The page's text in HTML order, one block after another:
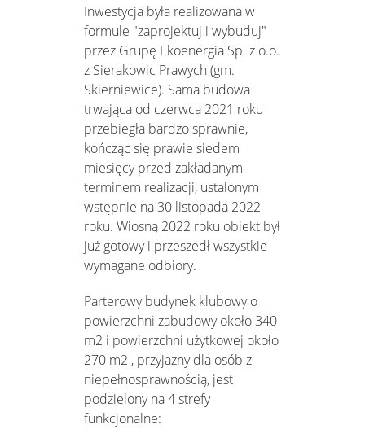
Inwestycja była realizowana w
formule "zaprojektuj i wybuduj"
przez Grupę Ekoenergia Sp. z o.o.
z Sierakowic Prawych (gm.
Skierniewice). Sama budowa
trwająca od czerwca 2021 roku
przebiegła bardzo sprawnie,
kończąc się prawie siedem
miesięcy przed zakładanym
terminem realizacji, ustalonym
wstępnie na 30 listopada 2022
roku. Wiosną 2022 roku obiekt był
już gotowy i przeszedł wszystkie
wymagane odbiory.
Parterowy budynek klubowy o
powierzchni zabudowy około 340
m2 i powierzchni użytkowej około
270 m2 , przyjazny dla osób z
niepełnosprawnością, jest
podzielony na 4 strefy
funkcjonalne: